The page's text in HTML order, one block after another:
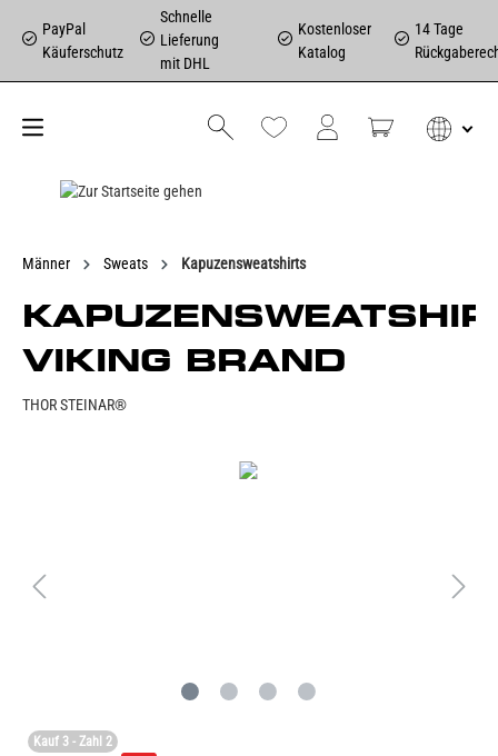
PayPal
Käuferschutz
Schnelle
Lieferung
mit DHL
Kostenloser
Katalog
14 Tage
Männer Sweats Kapuzensweatshirts
VIKING BRAND
THOR STEINAR®
Kauf 3 - Zahl 2